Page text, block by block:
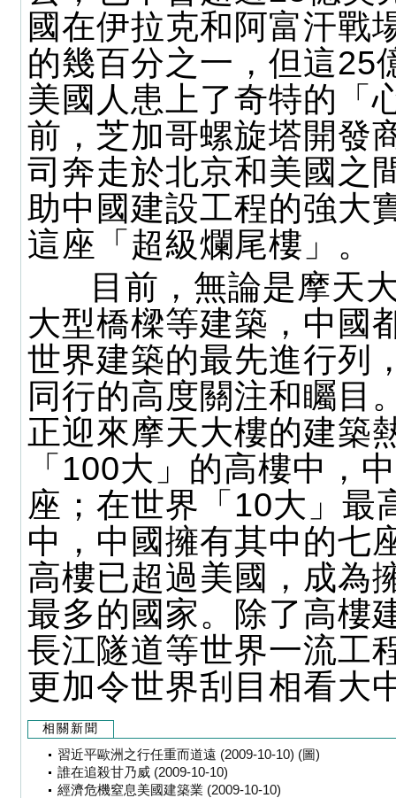
國在伊拉克和阿富汗戰
的幾百分之一，但這25
美國人患上了奇特的「
前，芝加哥螺旋塔開發
司奔走於北京和美國之
助中國建設工程的強大
這座「超級爛尾樓」。
目前，無論是摩天
大型橋樑等建築，中國
世界建築的最先進行列
同行的高度關注和矚目
正迎來摩天大樓的建築
「100大」的高樓中，
座；在世界「10大」最
中，中國擁有其中的七
高樓已超過美國，成為
最多的國家。除了高樓
長江隧道等世界一流工
更加令世界刮目相看大
相關新聞
習近平歐洲之行任重而道遠 (2009-10-10) (圖)
誰在追殺甘乃威 (2009-10-10)
經濟危機窒息美國建築業 (2009-10-10)